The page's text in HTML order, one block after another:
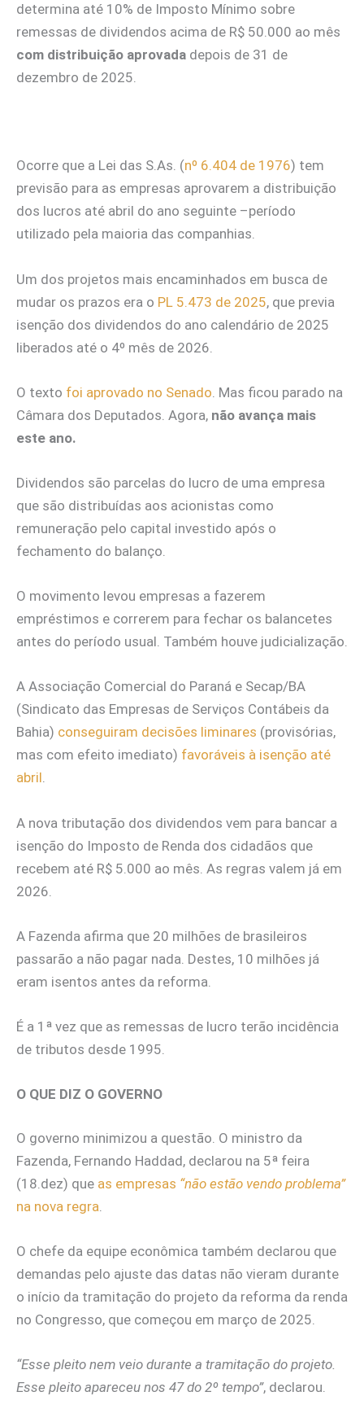
determina até 10% de Imposto Mínimo sobre
remessas de dividendos acima de R$ 50.000 ao mês
com distribuição aprovada depois de 31 de
dezembro de 2025.
Ocorre que a Lei das S.As. (nº 6.404 de 1976) tem
previsão para as empresas aprovarem a distribuição
dos lucros até abril do ano seguinte –período
utilizado pela maioria das companhias.
Um dos projetos mais encaminhados em busca de
mudar os prazos era o PL 5.473 de 2025, que previa
isenção dos dividendos do ano calendário de 2025
liberados até o 4º mês de 2026.
O texto foi aprovado no Senado . Mas ficou parado na
Câmara dos Deputados. Agora, não avança mais
este ano.
Dividendos são parcelas do lucro de uma empresa
que são distribuídas aos acionistas como
remuneração pelo capital investido após o
fechamento do balanço.
O movimento levou empresas a fazerem
empréstimos e correrem para fechar os balancetes
antes do período usual. Também houve judicialização.
A Associação Comercial do Paraná e Secap/BA
(Sindicato das Empresas de Serviços Contábeis da
Bahia) conseguiram decisões liminares (provisórias,
mas com efeito imediato) favoráveis à isenção até
abril.
A nova tributação dos dividendos vem para bancar a
isenção do Imposto de Renda dos cidadãos que
recebem até R$ 5.000 ao mês. As regras valem já em
2026.
A Fazenda afirma que 20 milhões de brasileiros
passarão a não pagar nada. Destes, 10 milhões já
eram isentos antes da reforma.
É a 1ª vez que as remessas de lucro terão incidência
de tributos desde 1995.
O QUE DIZ O GOVERNO
O governo minimizou a questão. O ministro da
Fazenda, Fernando Haddad, declarou na 5ª feira
(18.dez) que as empresas “não estão vendo problema”
na nova regra
O chefe da equipe econômica também declarou que
demandas pelo ajuste das datas não vieram durante
o início da tramitação do projeto da reforma da renda
no Congresso, que começou em março de 2025.
“Esse pleito nem veio durante a tramitação do projeto.
Esse pleito apareceu nos 47 do 2º tempo”, declarou.